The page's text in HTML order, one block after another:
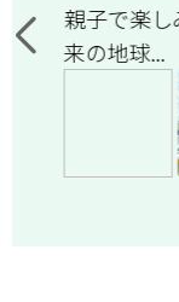
親子で楽
来の地球...